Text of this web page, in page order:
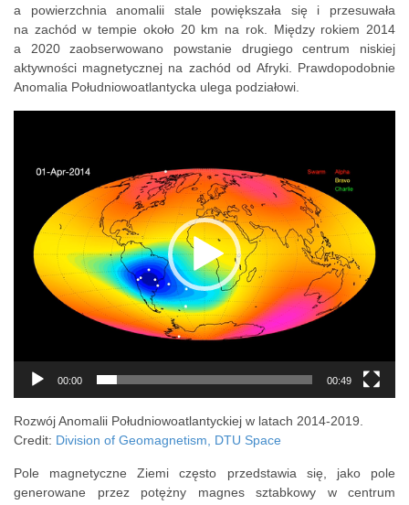
a powierzchnia anomalii stale powiększała się i przesuwała
na zachód w tempie około 20 km na rok. Między rokiem 2014
a 2020 zaobserwowano powstanie drugiego centrum niskiej
aktywności magnetycznej na zachód od Afryki. Prawdopodobnie
Anomalia Południowoatlantycka ulega podziałowi.
00:00 00:49
Rozwój Anomalii Południowoatlantyckiej w latach 2014-2019.
Credit: Division of Geomagnetism, DTU Space
Pole magnetyczne Ziemi często przedstawia się, jako pole
generowane przez potężny magnes sztabkowy w centrum